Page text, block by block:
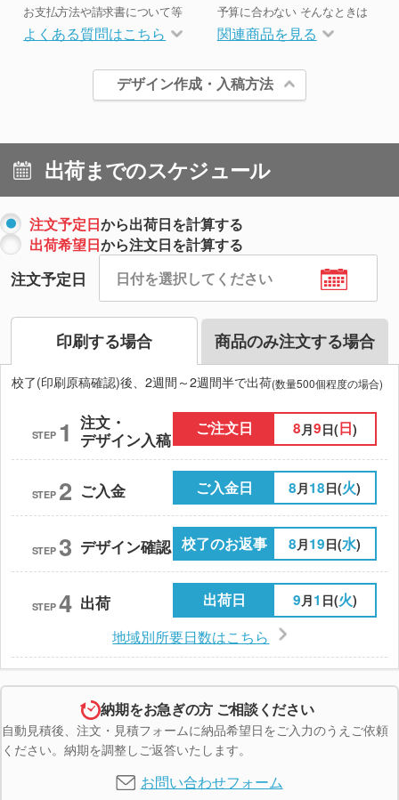
お支払方法や請求書について等
よくある質問はこちら
予算に合わない そんなときは
関連商品を見る
デザイン作成・入稿方法
出荷までのスケジュール
注文予定日から出荷日を計算する
出荷希望日から注文日を計算する
注文予定日
印刷する場合 商品のみ注文する場合
校了(印刷原稿確認)後、2週間～2週間半で出荷(数量500個程度の場合)
STEP 1 注文・
デザイン入稿
ご注文日 8 月9日(日)
STEP 2 ご入金 ご入金日 8月18日(火)
STEP 3 デザイン確認 校了のお返事 8月19日(水)
STEP 4 出荷 出荷日 9月1 日(火)
地域別所要日数はこちら
納期をお急ぎの方 ご相談ください
自動見積後、注文・見積フォームに納品希望日をご入力のうえご依頼
ください。納期を調整しご返答いたします。
お問い合わせフォーム